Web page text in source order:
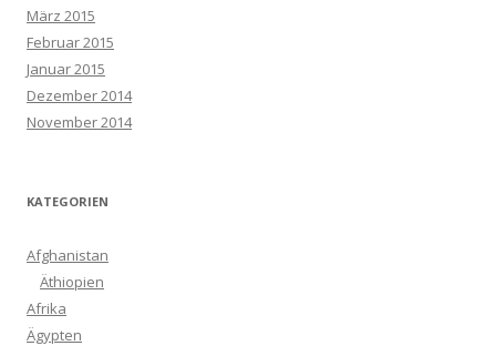
März 2015
Februar 2015
Januar 2015
Dezember 2014
November 2014
KATEGORIEN
Afghanistan
Äthiopien
Afrika
Ägypten